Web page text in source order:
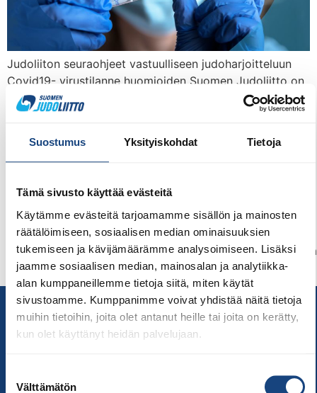
Suostumus Yksityiskohdat Tietoja
Tämä sivusto käyttää evästeitä
Käytämme evästeitä tarjoamamme sisällön ja mainosten
räätälöimiseen, sosiaalisen median ominaisuuksien
tukemiseen ja kävijämäärämme analysoimiseen. Lisäksi
jaamme sosiaalisen median, mainosalan ja analytiikka-
alan kumppaneillemme tietoja siitä, miten käytät
sivustoamme. Kumppanimme voivat yhdistää näitä tietoja
muihin tietoihin, joita olet antanut heille tai joita on kerätty,
kun olet käyttänyt heidän palvelujaan.
valinta
Välttämätön
Judoliiton seuraohjeet vastuulliseen judoharjoitteluun
Covid19- virustilanne huomioiden Suomen Judoliitto on
samassa rintamassa yhdessä muiden kamppailulajien
kanssa toteuttamassa vastuullista toimintaa
harjoitusryhmiensä toiminnassa. Olympiakomitea ja
kamppailulajit kannustavat ottamaan koronarokotteen.
muiden terveyttä sekä samalla auttaa yhteiskuntaa ja
urheilua/liikuntaa pysymään avattuna. Tulosta pdf-
tiedote tästä:
Vastuu harjoitustoiminnasta on […]
Yhteystiedot
Suomen Judoliitto